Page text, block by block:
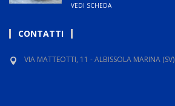
VEDI SCHEDA
CONTATTI
VIA MATTEOTTI, 11 - ALBISSOLA MARINA (SV)